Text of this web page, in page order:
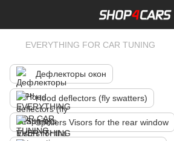
EVERYTHING FOR CAR TUNING
Дефлекторы окон
Hood deflectors (fly swatters)
Spoilers Visors for the rear window